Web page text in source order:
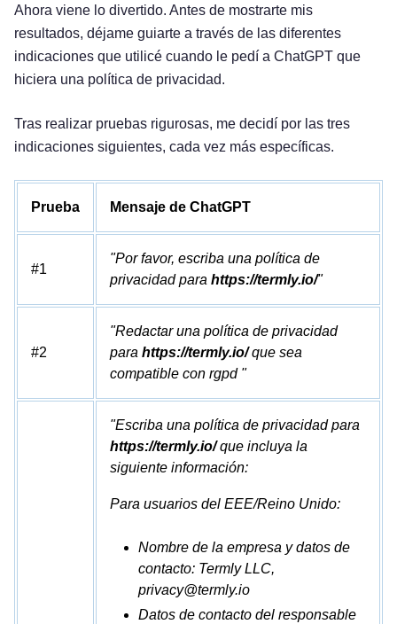
Ahora viene lo divertido. Antes de mostrarte mis
resultados, déjame guiarte a través de las diferentes
indicaciones que utilicé cuando le pedí a ChatGPT que
hiciera una política de privacidad.
Tras realizar pruebas rigurosas, me decidí por las tres
indicaciones siguientes, cada vez más específicas.
Prueba Mensaje de ChatGPT
#1
"Por favor, escriba una política de
privacidad para https://termly.io/"
#2
"Redactar una política de privacidad
para https://termly.io/que sea
compatible con rgpd "
"Escriba una política de privacidad para
https://termly.io/que incluya la
siguiente información:
Para usuarios del EEE/Reino Unido:
Nombre de la empresa y datos de
contacto: Termly LLC,
privacy@termly.io
Datos de contacto del responsable